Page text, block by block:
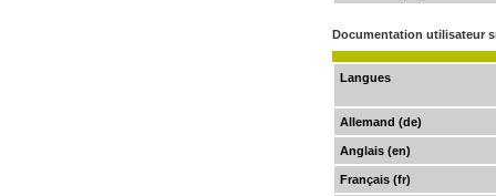
Documentation utilisateur
Langues
Allemand (de)
Anglais (en)
Français (fr)